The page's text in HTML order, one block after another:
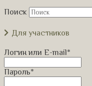
Поиск
Для участников
Логин или E-mail*
Пароль*